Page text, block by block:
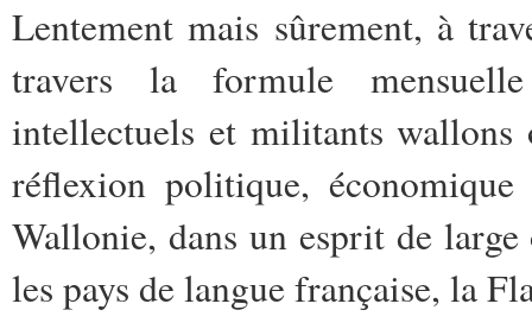
Lentement mais sûrement, à
travers la formule
intellectuels et militants
réflexion politique,
Wallonie, dans un esprit de
les pays de langue française, la